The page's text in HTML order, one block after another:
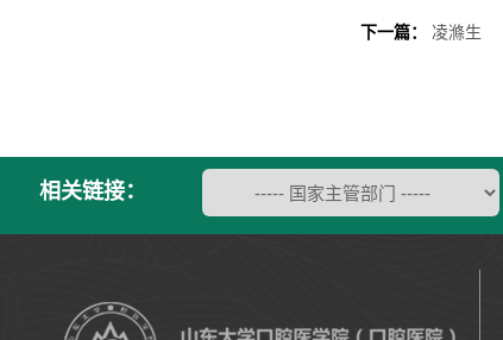
下一篇： 凌滌生
相关链接：